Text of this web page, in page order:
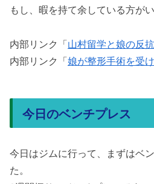
もし、暇を持て余している方が
内部リンク「山村留学と娘の反
内部リンク「娘が整形手術を受
今日のベンチプレス
今日はジムに行って、まずはベ
た。